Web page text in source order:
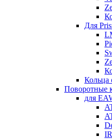
Для
Кольца
Поворотные
для